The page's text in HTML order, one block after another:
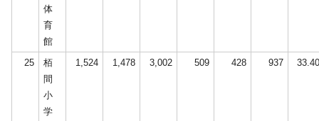
体
育
館
25
栢
間
小
学
1,524 1,478 3,002 509 428 937 33.40